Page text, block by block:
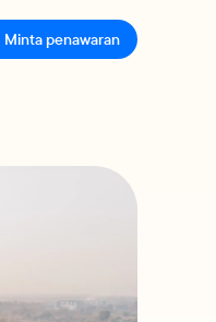
Minta penawaran